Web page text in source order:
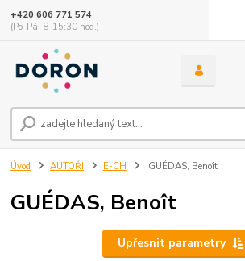
+420 606 771 574
(Po-Pá, 8-15:30 hod.)
Úvod AUTOŘI E-CH GUÉDAS, Benoît
GUÉDAS, Benoît
Upřesnit parametry